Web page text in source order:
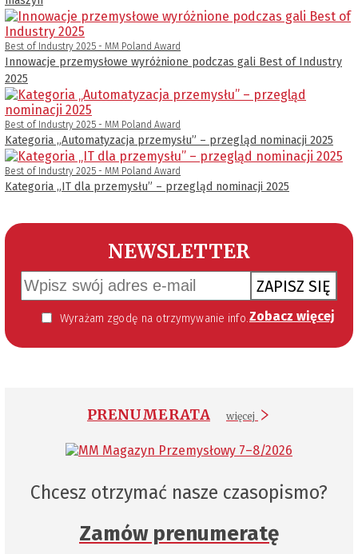
Best of Industry 2025 - MM Poland Award
Innowacje przemysłowe wyróżnione podczas gali Best of Industry
2025
Best of Industry 2025 - MM Poland Award
Kategoria „Automatyzacja przemysłu” – przegląd nominacji 2025
Best of Industry 2025 - MM Poland Award
Kategoria „IT dla przemysłu” – przegląd nominacji 2025
NEWSLETTER
ZAPISZ SIĘ
Wyrażam zgodę na otrzymywanie informacji handlowej kierowanej do mnie za pomocą środków komunikacji elektronicznej w szczególności poczty elektronicznej zgodnie z przepisem art. 10 ust 2 ustawy z dnia 18 lipca 2002 roku o świadczeniu usług drogą elektroniczną (Dz. U. 144 z 2002 r. poz. 1204). Zgoda jest dobrowolna, jednak jej wyrażenie jest konieczne, aby otrzymywać newsletter. Zobacz więcej
PRENUMERATA więcej
Chcesz otrzymać nasze czasopismo?
Zamów prenumeratę